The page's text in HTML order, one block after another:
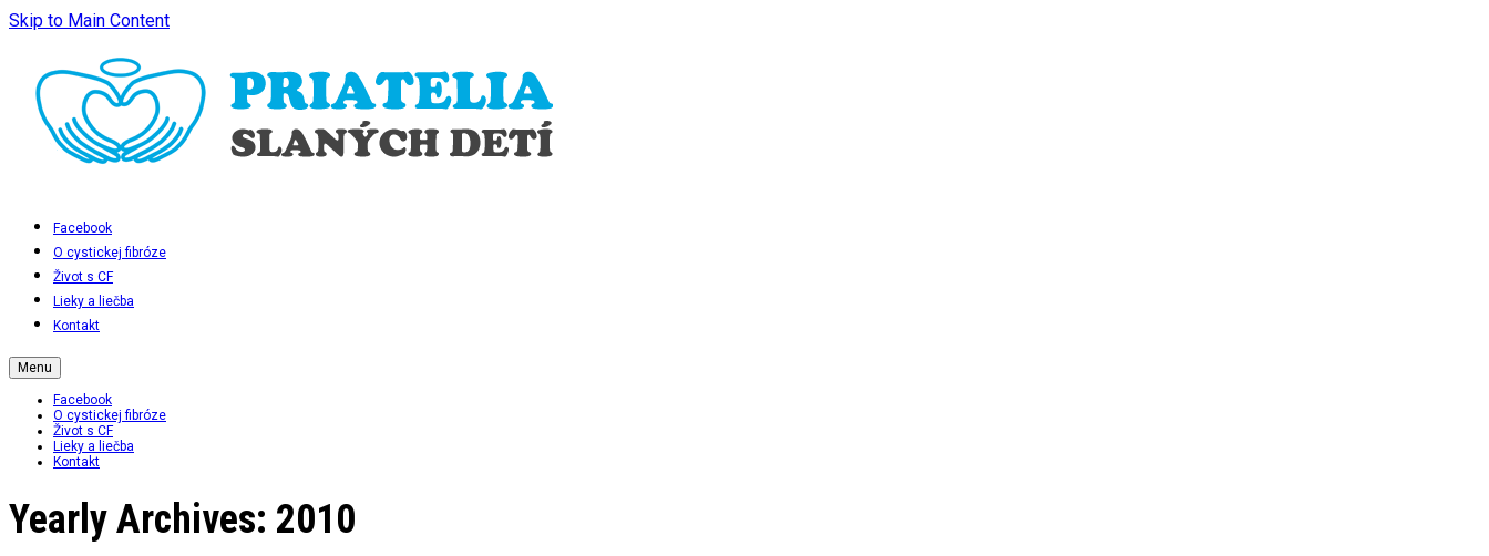
Skip to Main Content
Facebook
O cystickej fibróze
Život s CF
Lieky a liečba
Kontakt
Menu
Facebook
O cystickej fibróze
Život s CF
Lieky a liečba
Kontakt
Yearly Archives: 2010